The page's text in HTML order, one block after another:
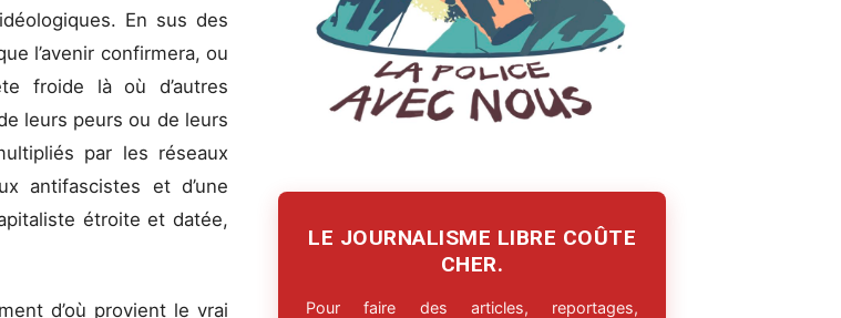
En sus des
l’avenir confirmera, ou
froide là où d’autres
leurs peurs ou de leurs
par les réseaux
antifascistes et d’une
étroite et datée,
d’où provient le vrai
LE JOURNALISME LIBRE COÛTE
CHER.
Pour faire des articles, reportages,